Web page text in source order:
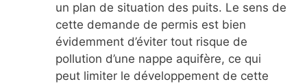
un plan de situation des puits. Le sens de
cette demande de permis est bien
évidemment d’éviter tout risque de
pollution d’une nappe aquifère, ce qui
peut limiter le développement de cette